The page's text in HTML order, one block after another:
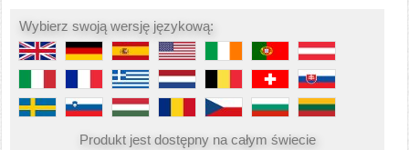
Wybierz swoją wersję językową:
Produkt jest dostępny na całym świecie